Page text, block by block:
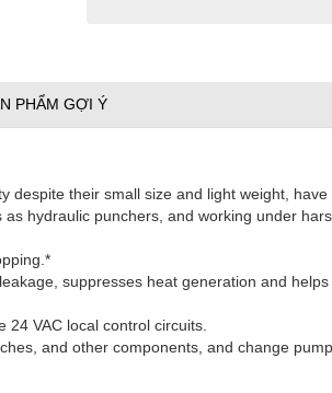
PHẨM GỢI Ý
despite their small size and light weight, have
hydraulic punchers, and working under
suppresses heat generation and
VAC local control circuits.
and other components, and change